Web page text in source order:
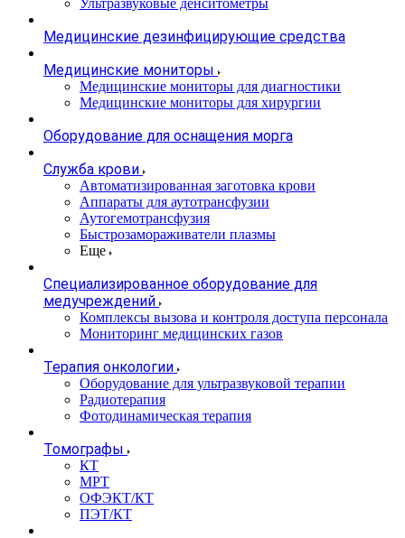
Ультразвуковые денситометры
Медицинские дезинфицирующие средства
Медицинские мониторы
Медицинские мониторы для диагностики
Медицинские мониторы для хирургии
Оборудование для оснащения морга
Служба крови
Автоматизированная заготовка крови
Аппараты для аутотрансфузии
Аутогемотрансфузия
Быстрозамораживатели плазмы
Еще
Специализированное оборудование для
медучреждений
Комплексы вызова и контроля доступа персонала
Мониторинг медицинских газов
Терапия онкологии
Оборудование для ультразвуковой терапии
Радиотерапия
Фотодинамическая терапия
Томографы
КТ
МРТ
ОФЭКТ/КТ
ПЭТ/КТ